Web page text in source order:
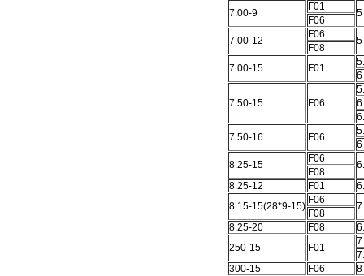
7.00-9
F01
5
F06
7.00-12
F06
5
F08
7.00-15
F01
6
7.50-15 F06
6
7.50-16
F06
6
8.25-15
F06
F08
8.25-12
F01
8.15-15(28*9-15)
F06
7
F08
8.25-20
F08
250-15
F01
7
300-15
F06
8